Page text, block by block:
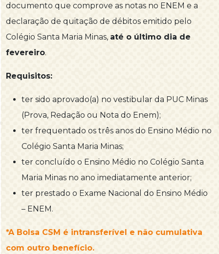
documento que comprove as notas no ENEM e a
declaração de quitação de débitos emitido pelo
Colégio Santa Maria Minas, até o último dia de
fevereiro.
Requisitos:
ter sido aprovado(a) no vestibular da PUC Minas
(Prova, Redação ou Nota do Enem);
ter frequentado os três anos do Ensino Médio no
Colégio Santa Maria Minas;
ter concluído o Ensino Médio no Colégio Santa
Maria Minas no ano imediatamente anterior;
ter prestado o Exame Nacional do Ensino Médio
– ENEM.
*A Bolsa CSM é intransferível e não cumulativa
com outro benefício.